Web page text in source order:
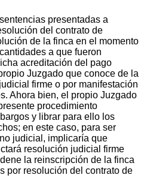
presentadas a
del contrato de
de la finca en el momento
a que fueron
acreditación del pago
Juzgado que conoce de la
firme o por manifestación
Ahora bien, el propio Juzgado
procedimiento
y librar para ello los
en este caso, para ser
judicial, implicaría que
resolución judicial firme
la reinscripción de la finca
por resolución del contrato de